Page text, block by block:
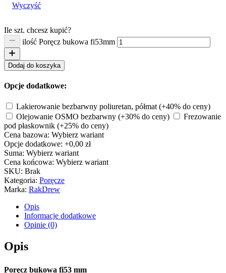
Wyczyść
Ile szt. chcesz kupić?
ilość Poręcz bukowa fi53mm
Dodaj do koszyka
Opcje dodatkowe:
Lakierowanie bezbarwny poliuretan, półmat(+40% do ceny)
Olejowanie OSMO bezbarwny (+30% do ceny)
Frezowanie
pod płaskownik (+25% do ceny)
Cena bazowa: Wybierz wariant
Opcje dodatkowe: +0,00 zł
Suma: Wybierz wariant
Cena końcowa: Wybierz wariant
SKU: Brak
Kategoria: Poręcze
Marka: RakDrew
Opis
Informacje dodatkowe
Opinie (0)
Opis
Poręcz bukowa fi53 mm